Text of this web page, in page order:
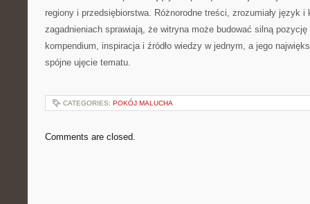
regiony i przedsiębiorstwa. Różnorodne treści, zrozumiały język i
zagadnieniach sprawiają, że witryna może budować silną
kompendium, inspiracja i źródło wiedzy w jednym, a jego
spójne ujęcie tematu.
CATEGORIES: POKÓJ MALUCHA
Comments are closed.